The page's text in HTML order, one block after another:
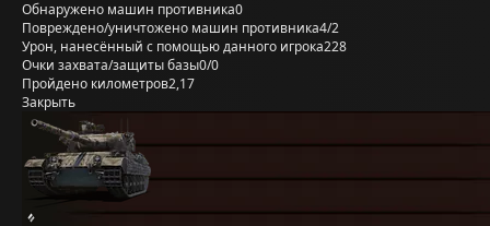
Обнаружено машин противника0
Повреждено/уничтожено машин противника4/2
Урон, нанесённый с помощью данного игрока228
Очки захвата/защиты базы0/0
Пройдено километров2,17
Закрыть